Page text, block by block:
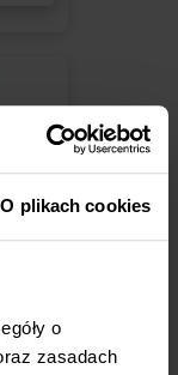
O plikach cookies
o
zasadach
Do
Usuń